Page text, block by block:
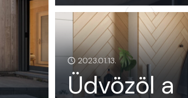
2023.01.13.
Üdvözöl a